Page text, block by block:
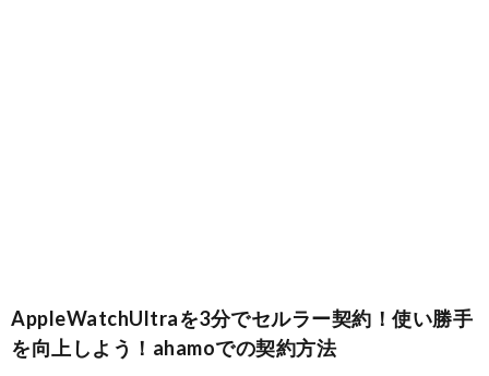
AppleWatchUltraを3分でセルラー契約！使い勝手
を向上しよう！ahamoでの契約方法